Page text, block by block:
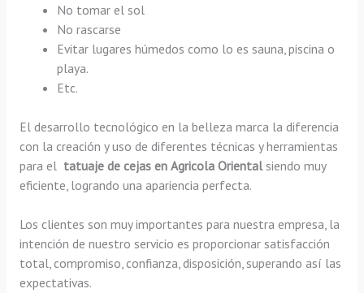
No tomar el sol
No rascarse
Evitar lugares húmedos como lo es sauna, piscina o
playa.
Etc.
El desarrollo tecnológico en la belleza marca la diferencia
con la creación y uso de diferentes técnicas y herramientas
para el tatuaje de cejas en Agricola Orientalsiendo muy
eficiente, logrando una apariencia perfecta.
Los clientes son muy importantes para nuestra empresa, la
intención de nuestro servicio es proporcionar satisfacción
total, compromiso, confianza, disposición, superando así las
expectativas.